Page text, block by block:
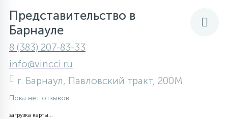
Представительство в
Барнауле
8 (383) 207-83-33
info@vincci.ru
г. Барнаул, Павловский тракт, 200М
Пока нет отзывов
загрузка карты...